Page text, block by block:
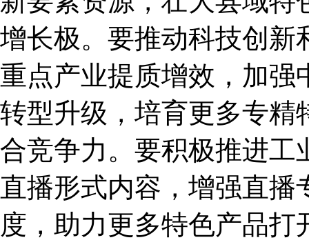
增长极。要推动科技创新
重点产业提质增效，加强
转型升级，培育更多专精
合竞争力。要积极推进工
直播形式内容，增强直
度，助力更多特色产品